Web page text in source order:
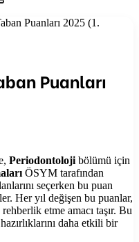
Puanları 2025 (1.
Puanları
Periodontoloji bölümü için
ÖSYM tarafından
seçerken bu puan
Her yıl değişen bu puanlar,
etme amacı taşır. Bu
daha etkili bir